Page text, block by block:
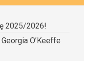
2025/2026!
O’Keeffe